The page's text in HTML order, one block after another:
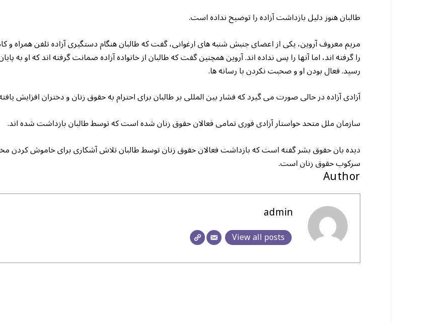
طالبان هنوز دلیل بازداشت آزاده را توضیح نداده است.
مریم معروف آروین، یکی از اعضای جنبش شنبه های ارغوانی، گفت که طالبان هنگام دستگیری آزاده تلفن همراه و
را گرفته اند، اما آنها را پس نداده اند. آروین همچنین گفت که طالبان از خانواده آزاده ضمانت گرفته اند که او به
رسید. فعال بودن او و صحبت نکردن با رسانه ها.
آزادی آزاده در حالی صورت می گیرد که فشار بین المللی بر طالبان برای احترام به حقوق زنان و دختران افزایش
سازمان ملل متحد خواستار آزادی فوری تمامی فعالان حقوق زنان شده است که توسط طالبان بازداشت شده اند.
دیده بان حقوق بشر گفته است که بازداشت فعالان حقوق زنان توسط طالبان تلاش آشکاری برای خاموش کردن
سرکوب حقوق زنان است.
Author
admin
View all posts